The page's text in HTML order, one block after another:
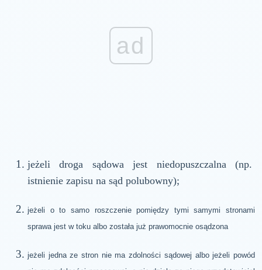
ad
jeżeli droga sądowa jest niedopuszczalna (np.
istnienie zapisu na sąd polubowny);
jeżeli o to samo roszczenie pomiędzy tymi samymi stronami
sprawa jest w toku albo została już prawomocnie osądzona
jeżeli jedna ze stron nie ma zdolności sądowej albo jeżeli powód